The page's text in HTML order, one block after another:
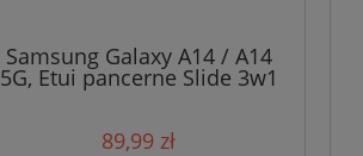
Samsung Galaxy A14 / A14
5G, Etui pancerne Slide 3w1
89,99 zł